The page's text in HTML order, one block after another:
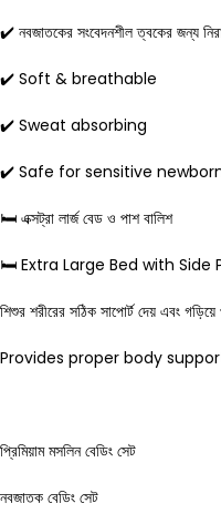
✔️ নবজাতকের সংবেদনশীল ত্বকের জন্য
✔️ Soft & breathable
✔️ Sweat absorbing
✔️ Safe for sensitive
🛏️ এক্সট্রা লার্জ বেড ও পাশ বালিশ
🛏️ Extra Large Bed with Side
শিশুর শরীরের সঠিক সাপোর্ট দেয় এবং
Provides proper body
প্রিমিয়াম মসলিন বেডিং সেট
নবজাতক বেডিং সেট